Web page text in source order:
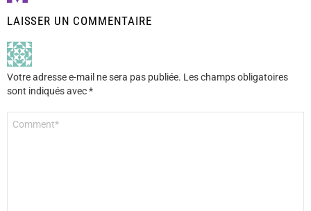
LAISSER UN COMMENTAIRE
Votre adresse e-mail ne sera pas publiée. Les champs obligatoires
sont indiqués avec*